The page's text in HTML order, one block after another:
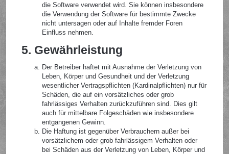
die Software verwendet wird. Sie können insbesondere
die Verwendung der Software für bestimmte Zwecke
nicht untersagen oder auf Inhalte fremder Foren
Einfluss nehmen.
5. Gewährleistung
Der Betreiber haftet mit Ausnahme der Verletzung von
Leben, Körper und Gesundheit und der Verletzung
wesentlicher Vertragspflichten (Kardinalpflichten) nur für
Schäden, die auf ein vorsätzliches oder grob
fahrlässiges Verhalten zurückzuführen sind. Dies gilt
auch für mittelbare Folgeschäden wie insbesondere
entgangenen Gewinn.
Die Haftung ist gegenüber Verbrauchern außer bei
vorsätzlichem oder grob fahrlässigem Verhalten oder
bei Schäden aus der Verletzung von Leben, Körper und